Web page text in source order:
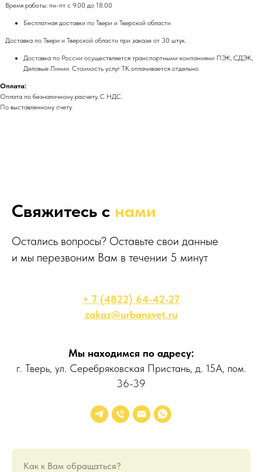
Время работы: пн-пт с 9.00 до 18.00
Бесплатная доставки по Твери и Тверской области
Доставка по Твери и Тверской области при заказе от 30 штук.
Доставка по России осуществляется транспортными компаниями ПЭК, СДЭК,
Деловые Линии. Стоимость услуг ТК оплачивается отдельно.
Оплата:
Оплата по безналичному расчету. С НДС.
По выставленному счету.
Свяжитесь с нами
Остались вопросы? Оставьте свои данные
и мы перезвоним Вам в течении 5 минут
+ 7 (4822) 64-42-27
zakaz@urbansvet.ru
Мы находимся по адресу:
г. Тверь, ул. Серебряковская Пристань, д. 15А, пом.
36-39
Как к Вам обращаться?